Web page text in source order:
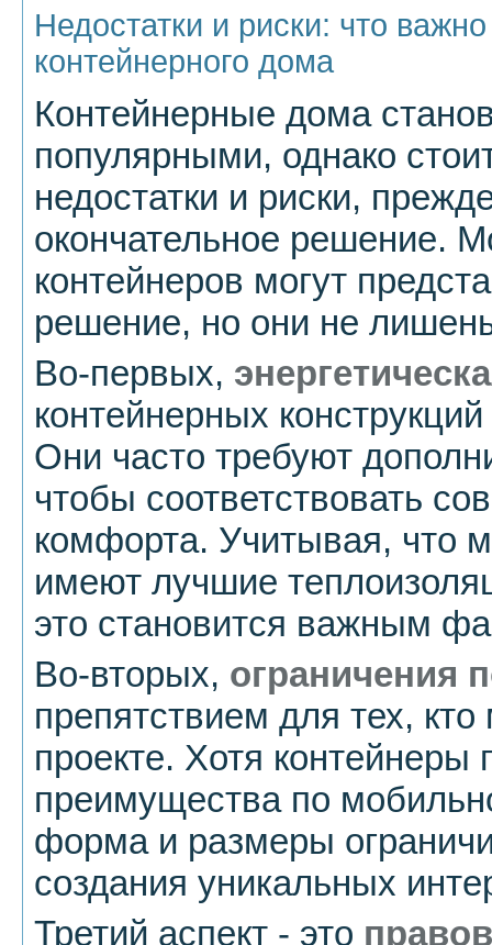
Недостатки и риски: что
контейнерного дома
Контейнерные дома
популярными, однако
недостатки и риски,
окончательное решение.
контейнеров могут
решение, но они не
Во-первых,
контейнерных
Они часто требуют
чтобы соответствовать
комфорта. Учитывая, что
имеют лучшие
это становится важным
Во-вторых, ограничения
препятствием для тех,
проекте. Хотя
преимущества по
форма и размеры
создания уникальных
Третий аспект - это